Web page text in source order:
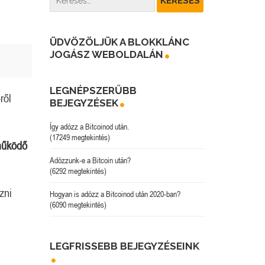
ÜDVÖZÖLJÜK A BLOKKLÁNC
JOGÁSZ WEBOLDALÁN
LEGNÉPSZERŰBB
BEJEGYZÉSEK
Így adózz a Bitcoinod után.
(17249 megtekintés)
Adózzunk-e a Bitcoin után?
(6292 megtekintés)
Hogyan is adózz a Bitcoinod után 2020-ban?
(6090 megtekintés)
LEGFRISSEBB BEJEGYZÉSEINK